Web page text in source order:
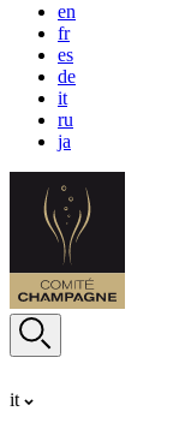
en
fr
es
de
it
ru
ja
it